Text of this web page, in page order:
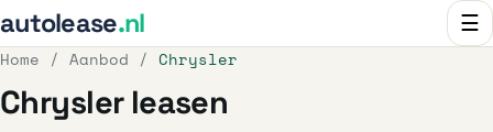
autolease.nl ☰
Home / Aanbod / Chrysler
Chrysler leasen